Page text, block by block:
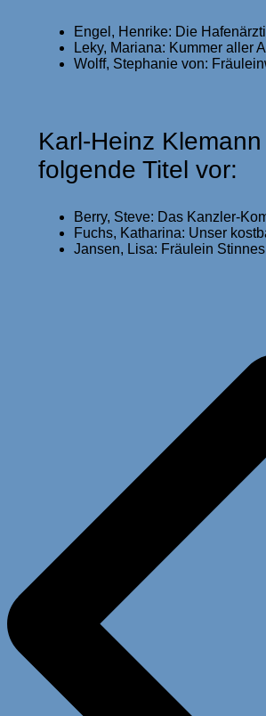
Engel, Henrike: Die
Leky, Mariana: Kummer aller
Wolff, Stephanie von:
Karl-Heinz
folgende Titel vor:
Berry, Steve: Das Kanzler-
Fuchs, Katharina: Unser
Jansen, Lisa: Fräulein Stinnes